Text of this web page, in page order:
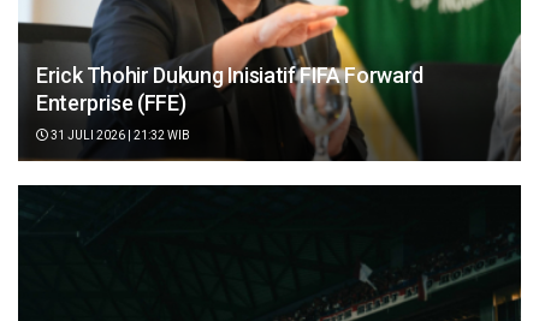
Erick Thohir Dukung Inisiatif FIFA Forward
Enterprise (FFE)
31 JULI 2026 | 21:32 WIB